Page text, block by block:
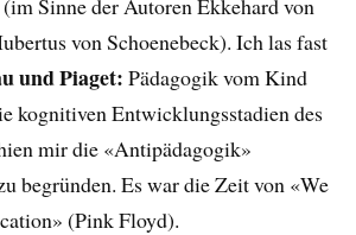
(im Sinne der Autoren Ekkehard von
von Schoenebeck). Ich las fast
und Piaget:Pädagogik vom Kind
kognitiven Entwicklungsstadien des
mir die «Antipädagogik»
begründen. Es war die Zeit von «We
(Pink Floyd).